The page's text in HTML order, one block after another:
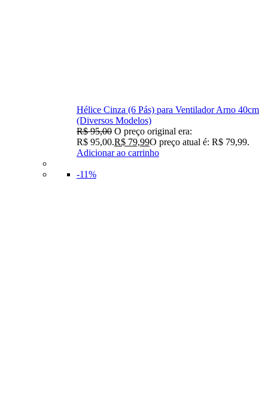
Hélice Cinza (6 Pás) para Ventilador Arno 40cm
(Diversos Modelos)
R$95,00 O preço original era:
R$ 95,00.R$ 79,99O preço atual é: R$ 79,99.
Adicionar ao carrinho
-11%